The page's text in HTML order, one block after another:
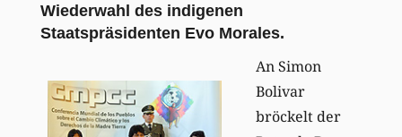
Wiederwahl des indigenen
Staatspräsidenten Evo Morales.
An Simon
Bolivar
bröckelt der